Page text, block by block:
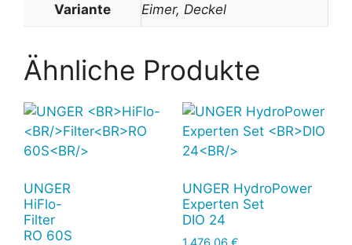
Variante Eimer, Deckel
Ähnliche Produkte
UNGER
HiFlo-
Filter
RO 60S
UNGER HydroPower
Experten Set
DIO 24